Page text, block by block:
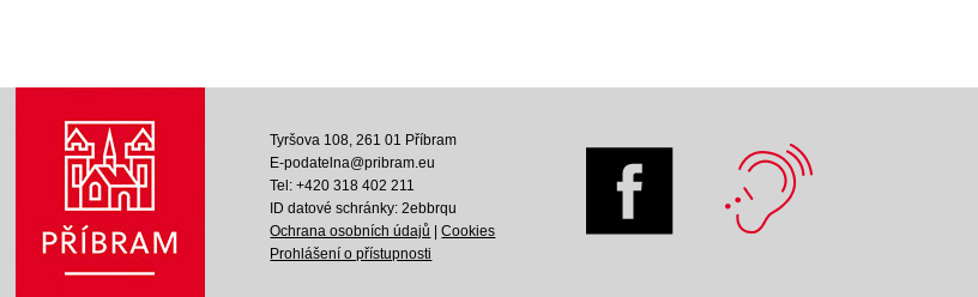
Tyršova 108, 261 01 Příbram
E-podatelna@pribram.eu
Tel: +420 318 402 211
ID datové schránky: 2ebbrqu
Ochrana osobních údajů
|Cookies
Prohlášení o přístupnosti